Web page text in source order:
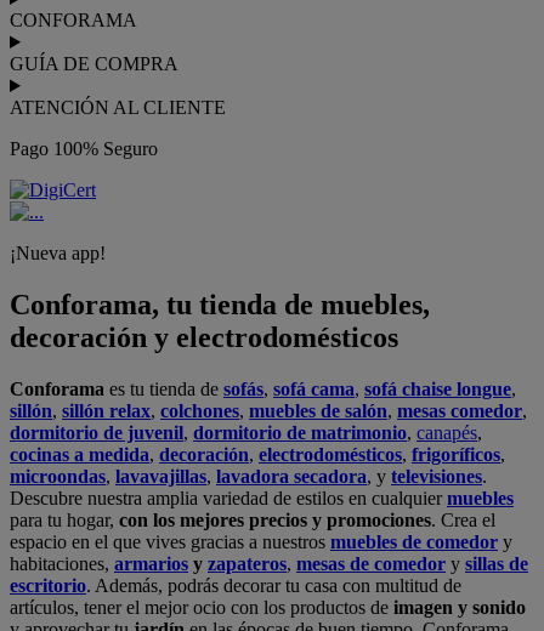
CONFORAMA
GUÍA DE COMPRA
ATENCIÓN AL CLIENTE
Pago 100% Seguro
¡Nueva app!
Conforama, tu tienda de muebles,
decoración y electrodomésticos
Conforama es tu tienda de sofás, sofá cama, sofá chaise longue,
sillón, sillón relax, colchones, muebles de salón, mesas comedor,
dormitorio de juvenil, dormitorio de matrimonio, canapés,
cocinas a medida, decoración, electrodomésticos, frigoríficos,
microondas, lavavajillas, lavadora secadora, y televisiones.
Descubre nuestra amplia variedad de estilos en cualquiermuebles
para tu hogar, con los mejores precios y promociones. Crea el
espacio en el que vives gracias a nuestros muebles de comedor y
habitaciones, armarios y zapateros, mesas de comedor y sillas de
escritorio. Además, podrás decorar tu casa con multitud de
artículos, tener el mejor ocio con los productos de imagen y sonido